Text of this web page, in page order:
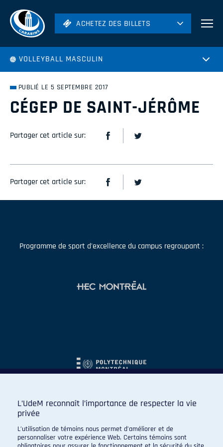
ACHETEZ DES BILLETS
Hockey
ACHETEZ DES BILLETS
VOLLEYBALL MASCULIN
PUBLIÉ LE 5 SEPTEMBRE 2017
CÉGEP DE SAINT-JÉRÔME
Partager cet article sur:
Partager cet article sur:
Programme de sport d'excellence du campus regroupant :
L’UdeM reconnaît l’importance de respecter la vie
privée
L’utilisation de témoins nous permet d’améliorer et de
personnaliser votre expérience Web. Certains témoins sont